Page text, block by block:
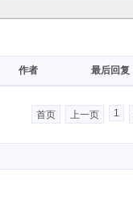
最后回复
作者
首页 上一页 1